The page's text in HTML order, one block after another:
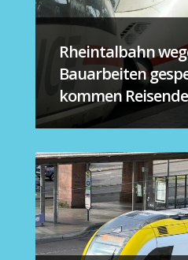
Rheintalbahn
Bauarbeiten
kommen